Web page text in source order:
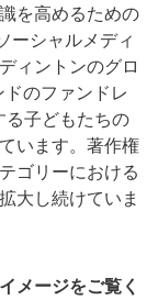
を高めるための
ーシャルメディ
ィントンのグロ
のファンドレ
る子どもたちの
います。著作権
ゴリーにおける
大し続けていま
メージをご覧く